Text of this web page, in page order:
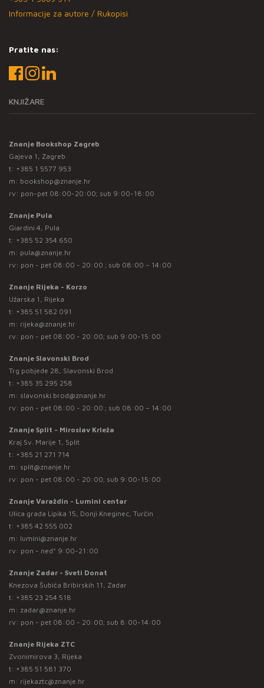
Informacije za autore / Rukopisi
Pratite nas:
KNJIŽARE
Znanje Bookshop Zagreb
Gajeva 1, Zagreb
t: +385 1 5577 953
m: bookshop@znanje.hr
rv: pon-pet 08:00-20:00; sub 9:00-18:00
Znanje Pula
Giardini 4, Pula
t: +385 52 354 650
m: pula@znanje.hr
rv: pon - pet 08:00 - 20:00 ; sub 08:00 – 14:00
Znanje Rijeka - Korzo
Užarska 1, Rijeka
t: +385 51 582 091
m: rijeka@znanje.hr
rv: pon - pet 08:00 - 20:00; sub 9:00-15:00
Znanje Slavonski Brod
Trg pobjede 28, Slavonski Brod
t: +385 35 295 258
m: slavonski.brod@znanje.hr
rv: pon - pet 08:00 - 20:00 ; sub 08:00 – 14:00
Znanje Split - Miroslav Krleža
Kraj Sv. Marije 1, Split
t: +385 21 271 714
m: split@znanje.hr
rv: pon - pet 08:00 - 20:00; sub 9:00-15:00
Znanje Varaždin - Lumini centar
Ulica grada Lipika 15, Donji Kneginec, Turčin
t: +385 42 555 002
m: lumini@znanje.hr
rv: pon - ned* 9:00-21:00
Znanje Zadar - Sveti Donat
Knezova Šubića Bribirskih 11, Zadar
t: +385 23 254 518
m: zadar@znanje.hr
rv: pon - pet 08:00 - 20:00; sub 8:00-14:00
Znanje Rijeka ZTC
Zvonimirova 3, Rijeka
t: +385 51 581 370
m: rijekaztc@znanje.hr